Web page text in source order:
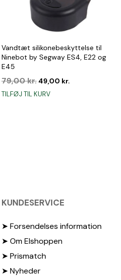
Vandtæt silikonebeskyttelse til
Ninebot by Segway ES4, E22 og
E45
79,00kr. Den
pris
49,00 kr.
TILFØJ TIL KURV
KUNDESERVICE
➤ Forsendelses information
➤ Om Elshoppen
➤ Prismatch
➤ Nyheder